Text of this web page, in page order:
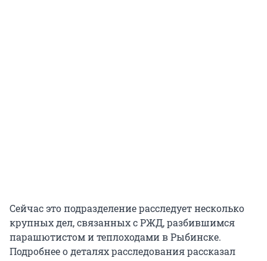
Сейчас это подразделение расследует несколько
крупных дел, связанных с РЖД, разбившимся
парашютистом и теплоходами в Рыбинске.
Подробнее о деталях расследования рассказал